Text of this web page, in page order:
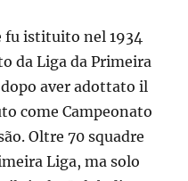
fu istituito nel 1934
da Liga da Primeira
dopo aver adottato il
come Campeonato
Oltre 70 squadre
Liga, ma solo